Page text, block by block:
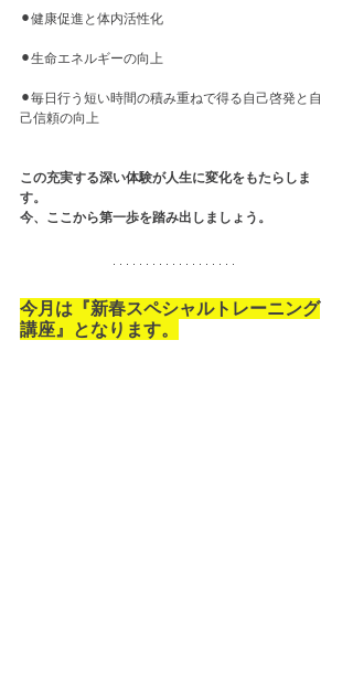
⚫︎健康促進と体内活性化
⚫︎生命エネルギーの向上
⚫︎毎日行う短い時間の積み重ねで得る自己啓発と自
己信頼の向上
この充実する深い体験が人生に変化をもたらしま
す。
今、ここから第一歩を踏み出しましょう。
今月は『新春スペシャルトレーニング
講座』となります。